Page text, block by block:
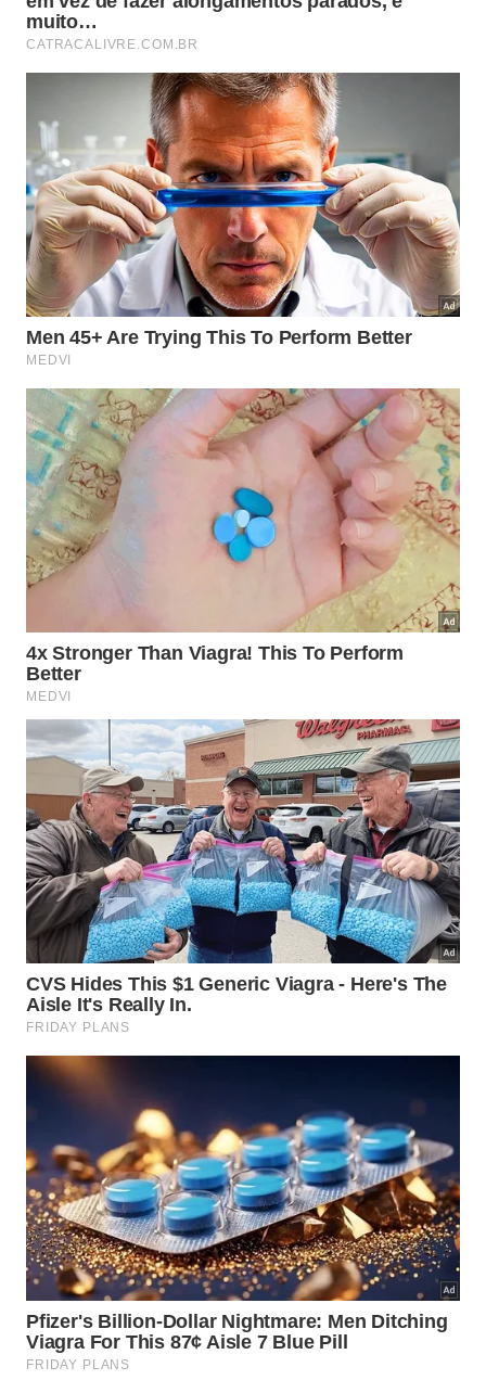
facilidade. Quando o fio está bem hidratado, ele
reflete melhor a luz, o que resulta em mais brilho,
Manter uma rotina de hidratação ajuda a reduzir o
ressecamento, melhora a maleabilidade e torna o
cabelo mais fácil de cuidar no dia a dia. Esse
cuidado contribui diretamente para que os fios
grisalhos permaneçam bonitos, leves e com um
visual bem tratado.
Como manter a cor natural bonita e
valorizada?
Valorizar os cabelos grisalhos é uma forma de
fortalecer a autoestima e assumir a própria
identidade com confiança. Com os cuidados certos,
é possível destacar a beleza natural dos fios e
garantir um visual elegante e bem cuidado em
qualquer fase da vida.
Quando há consistência na rotina de cuidados, os
cabelos grisalhos se tornam mais brilhantes,
resistentes e saudáveis. O segredo está em
respeitar as necessidades dos fios, investir em
hidratação e proteger contra agressões externas,
criando uma rotina de autocuidado que valoriza sua